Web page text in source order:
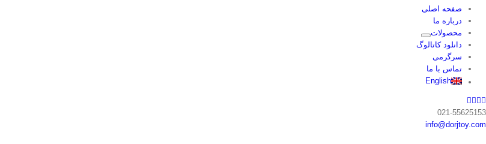
صفحه اصلی
درباره ما
محصولات
دانلود کاتالوگ
سرگرمی
تماس با ما
English
Facebook
Twitter
Instagram
021-55625153
info@dorjtoy.com